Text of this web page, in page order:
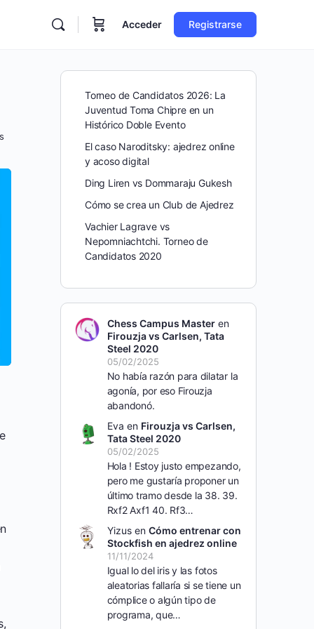
Acceder Registrarse
Torneo de Candidatos 2026: La
Juventud Toma Chipre en un
Histórico Doble Evento
El caso Naroditsky: ajedrez online
y acoso digital
Ding Liren vs Dommaraju Gukesh
Cómo se crea un Club de Ajedrez
Vachier Lagrave vs
Nepomniachtchi. Torneo de
Candidatos 2020
Chess Campus Masteren
Firouzja vs Carlsen, Tata
Steel 2020
05/02/2025
No había razón para dilatar la
agonía, por eso Firouzja
abandonó.
Eva en Firouzja vs Carlsen,
Tata Steel 2020
05/02/2025
Hola ! Estoy justo empezando,
pero me gustaría proponer un
último tramo desde la 38. 39.
Rxf2 Axf1 40. Rf3…
Yizusen Cómo entrenar con
Stockfish en ajedrez online
11/11/2024
Igual lo del iris y las fotos
aleatorias fallaría si se tiene un
cómplice o algún tipo de
programa, que…